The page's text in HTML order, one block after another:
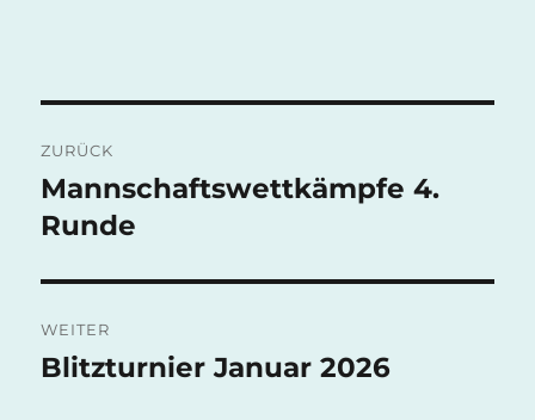
ZURÜCK
Vorheriger
Beitrag:
Mannschaftswettkämpfe 4.
Runde
WEITER
Nächster
Blitzturnier Januar 2026